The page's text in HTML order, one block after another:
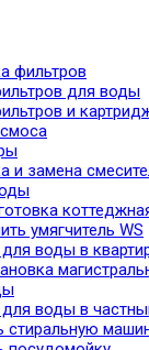
фильтров
для воды
и
и замена
умягчитель WS
воды в
воды в
стиральную